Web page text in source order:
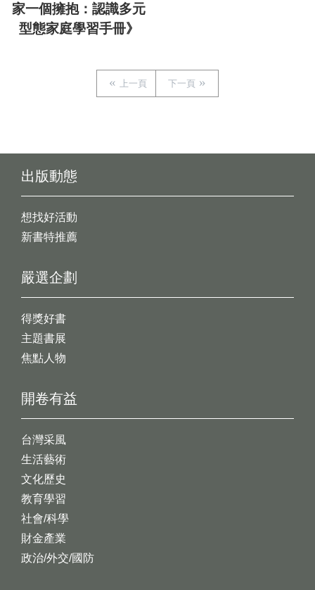
家一個擁抱：認識多元
型態家庭學習手冊》
上一頁 下一頁
出版動態
想找好活動
新書特推薦
開卷有益
台灣采風
生活藝術
文化歷史
教育學習
社會/科學
財金產業
政治/外交/國防
嚴選企劃
得獎好書
主題書展
焦點人物